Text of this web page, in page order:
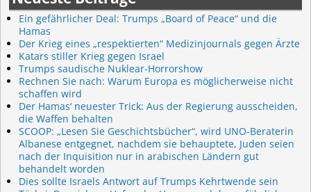
Ein gefährlicher Deal: Trumps „Board of Peace“ und die
Hamas
Der Krieg eines „respektierten“ Medizinjournals gegen Ärzte
Katars stiller Krieg gegen Israel
Trumps saudische Nuklear-Horrorshow
Rechnen Sie nach: Warum Europa es möglicherweise nicht
schaffen wird
Der Hamas‘ neuester Trick: Aus der Regierung ausscheiden,
die Waffen behalten
SCOOP: „Lesen Sie Geschichtsbücher“, wird UNO-Beraterin
Albanese entgegnet, nachdem sie behauptete, Juden seien
nach der Inquisition nur in arabischen Ländern gut
behandelt worden
Dies sollte Israels Antwort auf Trumps Kehrtwende sein